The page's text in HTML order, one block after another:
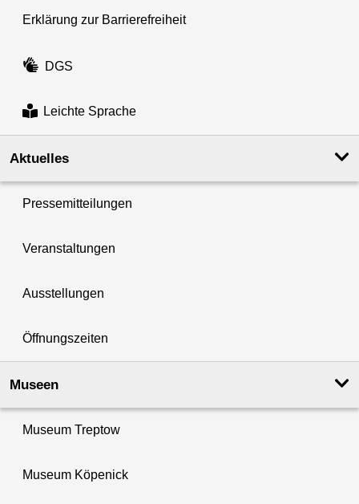
Erklärung zur Barrierefreiheit
DGS
Leichte Sprache
Aktuelles
Pressemitteilungen
Veranstaltungen
Ausstellungen
Öffnungszeiten
Museen
Museum Treptow
Museum Köpenick